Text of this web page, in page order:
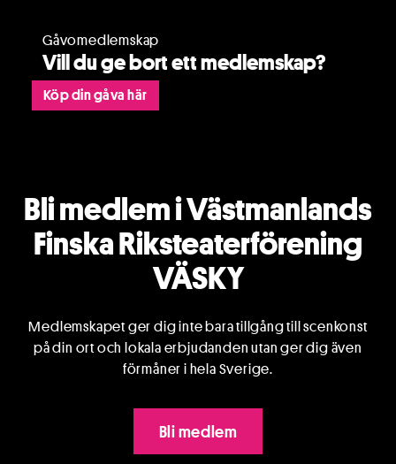
Gåvomedlemskap
Vill du ge bort ett medlemskap?
Köp din gåva här
Bli medlem i Västmanlands
Finska Riksteaterförening
VÄSKY
Medlemskapet ger dig inte bara tillgång till scenkonst
på din ort och lokala erbjudanden utan ger dig även
förmåner i hela Sverige.
Bli medlem